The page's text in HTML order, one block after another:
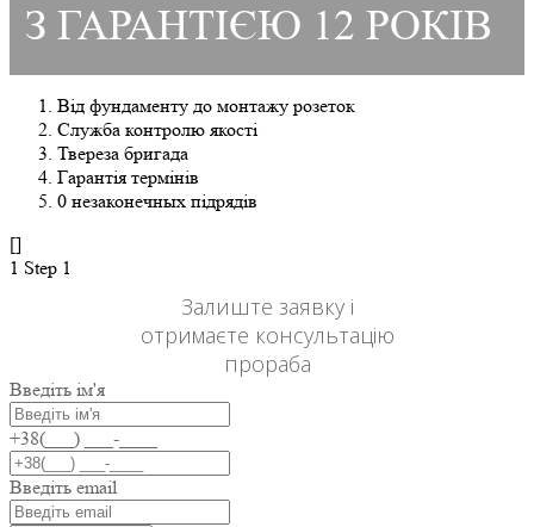
З ГАРАНТІЄЮ 12 РОКІВ
Від фундаменту до монтажу розеток
Служба контролю якості
Твереза бригада
Гарантія термінів
0 незаконечных підрядів
[]
1 Step 1
Залиште заявку і
отримаєте консультацію
прораба
Введіть ім'я
+38(___) ___-____
Введіть email